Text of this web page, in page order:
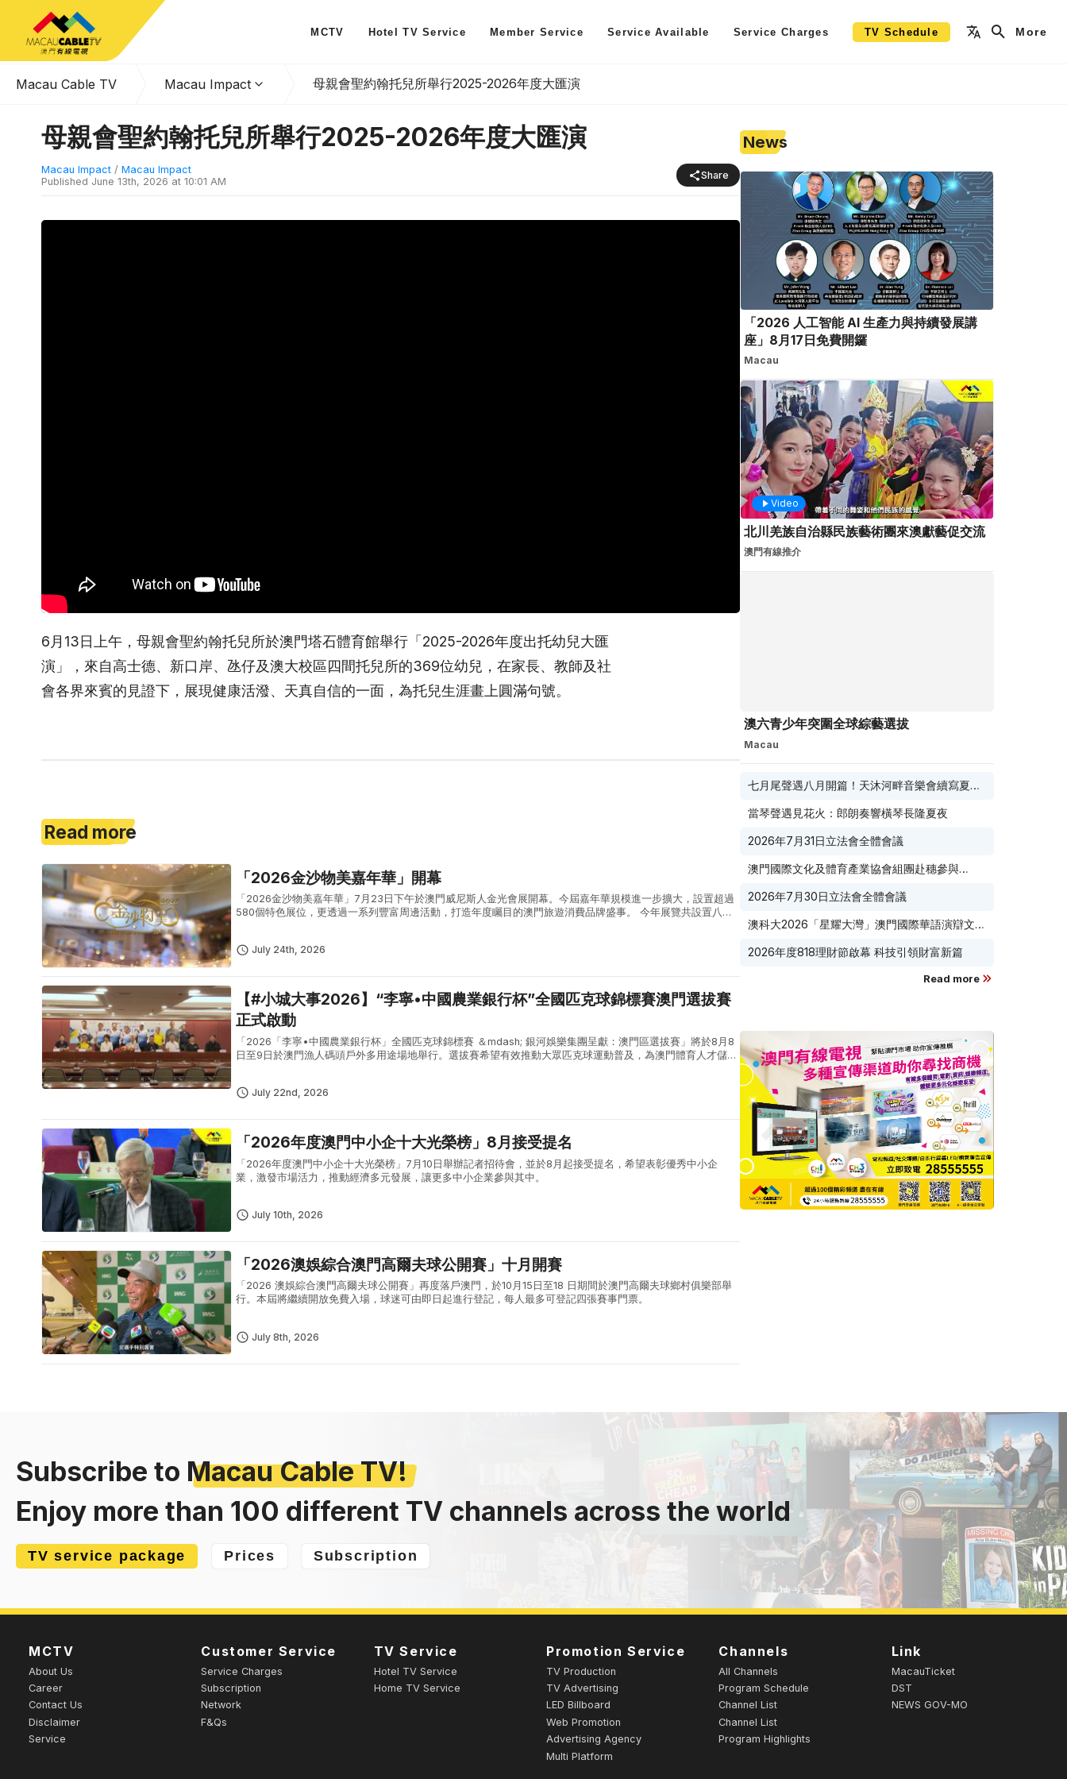
MCTV Hotel TV Service Member Service Service Available Service Charges TV Schedule More
Macau Cable TV Macau Impact 母親會聖約翰托兒所舉行2025-2026年度大匯演
母親會聖約翰托兒所舉行2025-2026年度大匯演
Macau Impact / Macau Impact
Published June 13th, 2026 at 10:01 AM
Share
6月13日上午，母親會聖約翰托兒所於澳門塔石體育館舉行「2025-2026年度出托幼兒大匯
演」，來自高士德、新口岸、氹仔及澳大校區四間托兒所的369位幼兒，在家長、教師及社
會各界來賓的見證下，展現健康活潑、天真自信的一面，為托兒生涯畫上圓滿句號。
Read more
「2026金沙物美嘉年華」開幕
「2026金沙物美嘉年華」7月23日下午於澳門威尼斯人金光會展開幕。今屆嘉年華規模進一步擴大，設置超過
580個特色展位，更透過一系列豐富周邊活動，打造年度矚目的澳門旅遊消費品牌盛事。 今年展覽共設置八大
July 24th, 2026
【#小城大事2026】“李寧•中國農業銀行杯”全國匹克球錦標賽澳門選拔賽
正式啟動
「2026「李寧•中國農業銀行杯」全國匹克球錦標賽 ＆mdash; 銀河娛樂集團呈獻：澳門區選拔賽」將於8月8
日至9日於澳門漁人碼頭戶外多用途場地舉行。選拔賽希望有效推動大眾匹克球運動普及，為澳門體育人才儲
July 22nd, 2026
「2026年度澳門中小企十大光榮榜」8月接受提名
「2026年度澳門中小企十大光榮榜」7月10日舉辦記者招待會，並於8月起接受提名，希望表彰優秀中小企
業，激發市場活力，推動經濟多元發展，讓更多中小企業參與其中。
July 10th, 2026
「2026澳娛綜合澳門高爾夫球公開賽」十月開賽
「2026 澳娛綜合澳門高爾夫球公開賽」再度落戶澳門，於10月15日至18 日期間於澳門高爾夫球鄉村俱樂部舉
行。本屆將繼續開放免費入場，球迷可由即日起進行登記，每人最多可登記四張賽事門票。
July 8th, 2026
News
「2026 人工智能 AI 生產力與持續發展講
座」8月17日免費開鑼
Macau
Video
北川羌族自治縣民族藝術團來澳獻藝促交流
澳門有線推介
澳六青少年突圍全球綜藝選拔
Macau
七月尾聲遇八月開篇！天沐河畔音樂會續寫夏夜
當琴聲遇見花火：郎朗奏響橫琴長隆夏夜
2026年7月31日立法會全體會議
澳門國際文化及體育產業協會組團赴穗參與
向葡西語市場
2026年7月30日立法會全體會議
澳科大2026「星耀大灣」澳門國際華語演辯文化
2026年度818理財節啟幕 科技引領財富新篇
Read more
Subscribe to Macau Cable TV!
Enjoy more than 100 different TV channels across the world
TV service package Prices Subscription
MCTV
About Us
Career
Contact Us
Disclaimer
Service
Customer Service
Service Charges
Subscription
Network
F&Qs
TV Service
Hotel TV Service
Home TV Service
Promotion Service
TV Production
TV Advertising
LED Billboard
Web Promotion
Advertising Agency
Multi Platform
Channels
All Channels
Program Schedule
Channel List
Channel List
Program Highlights
Link
MacauTicket
DST
NEWS GOV-MO